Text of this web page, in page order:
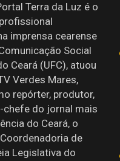
Terra da Luz é o
imprensa cearense
Social
Ceará (UFC), atuou
Verdes Mares,
repórter, produtor,
chefe do jornal mais
do Ceará, o
de
Legislativa do